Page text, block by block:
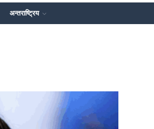
अन्तराष्ट्रिय